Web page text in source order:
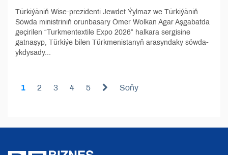
Türkiýäniň Wise-prezidenti Jewdet Ýylmaz we Türkiýäniň
Söwda ministriniň orunbasary Ömer Wolkan Agar Aşgabatda
geçirilen “Turkmentextile Expo 2026” halkara sergisine
gatnaşyp, Türkiýe bilen Türkmenistanyň arasyndaky söwda-
ykdysady...
1 2 3 4 5 Soňy